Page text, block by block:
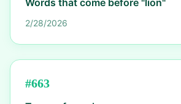
Words that come before "lion"
2/28/2026
#663